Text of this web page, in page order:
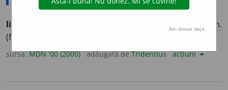
li
m.
(fr.
sursa:MDN '00 (2000) adăugată deTridentius acțiuni
Am donat deja.